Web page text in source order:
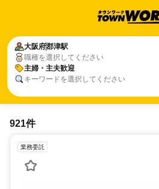
大阪府郡津駅
職種を選択してください
主婦・主夫歓迎
キーワードを選択してください
921件
業務委託